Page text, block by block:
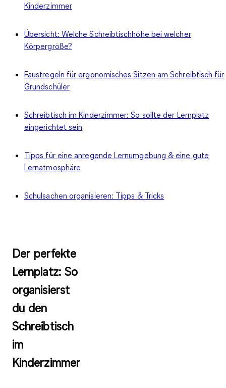
Kinderzimmer
Übersicht: Welche Schreibtischhöhe bei welcher
Körpergröße?
Faustregeln für ergonomisches Sitzen am Schreibtisch für
Grundschüler
Schreibtisch im Kinderzimmer: So sollte der Lernplatz
eingerichtet sein
Tipps für eine anregende Lernumgebung & eine gute
Lernatmosphäre
Schulsachen organisieren: Tipps & Tricks
Der perfekte
Lernplatz: So
organisierst
du den
Schreibtisch
im
Kinderzimmer